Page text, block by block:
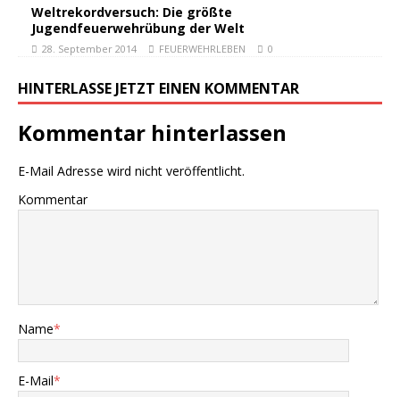
Weltrekordversuch: Die größte
Jugendfeuerwehrübung der Welt
28. September 2014 FEUERWEHRLEBEN 0
HINTERLASSE JETZT EINEN KOMMENTAR
Kommentar hinterlassen
E-Mail Adresse wird nicht veröffentlicht.
Kommentar
Name*
E-Mail*